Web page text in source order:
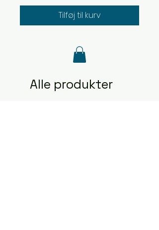
Tilføj til kurv
Alle produkter